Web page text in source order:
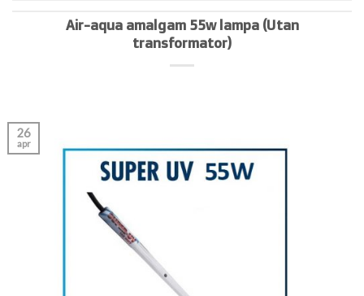
Air-aqua amalgam 55w lampa (Utan
transformator)
26
apr